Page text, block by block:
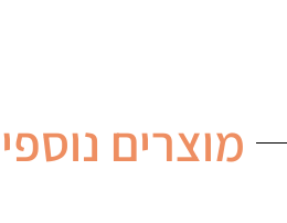
מוצרים